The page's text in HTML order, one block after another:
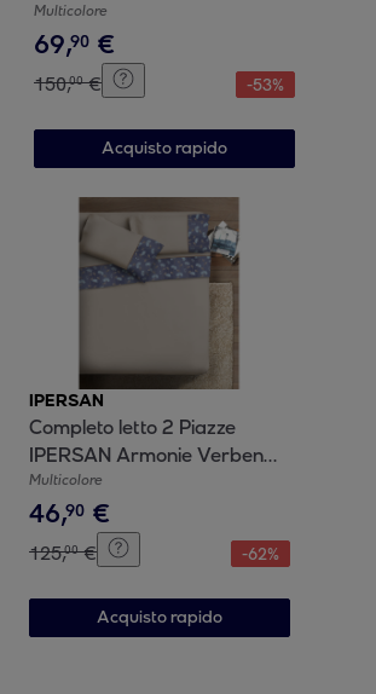
Art Anemone
Multicolore
69,90 €
150,00 € -53%
Acquisto rapido
IPERSAN
Completo letto 2 Piazze
IPERSAN Armonie Verbena
Tortora
Multicolore
46,90 €
125,00 € -62%
Acquisto rapido